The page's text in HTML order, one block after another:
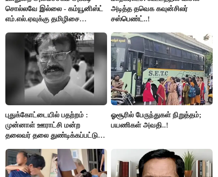
சொல்லவே இல்லை - கம்யூனிஸ்ட்
எம்.எல்.ஏவுக்கு தமிழிசை
அடித்த தவெக கவுன்சிலர்
சஸ்பெண்ட்..!
புதுக்கோட்டையில் பதற்றம் :
முன்னாள் ஊராட்சி மன்ற
தலைவர் தலை துண்டிக்கப்பட்டு
ஓசூரில் பேருந்துகள் நிறுத்தம்;
பயணிகள் அவதி..!